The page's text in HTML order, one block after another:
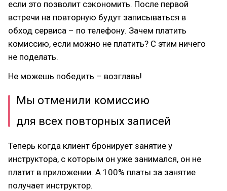
если это позволит сэкономить. После первой
встречи на повторную будут записываться в
обход сервиса – по телефону. Зачем платить
комиссию, если можно не платить? С этим ничего
не поделать.
Не можешь победить – возглавь!
Мы отменили комиссию
для всех повторных записей
Теперь когда клиент бронирует занятие у
инструктора, с которым он уже занимался, он не
платит в приложении. А 100% платы за занятие
получает инструктор.